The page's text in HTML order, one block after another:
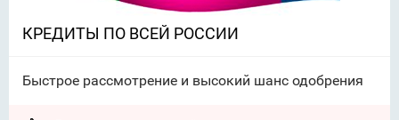
КРЕДИТЫ ПО ВСЕЙ РОССИИ
Быстрое рассмотрение и высокий шанс одобрения